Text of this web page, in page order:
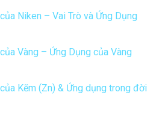
Niken – Vai Trò và Ứng Dụng
Vàng – Ứng Dụng của Vàng
Kẽm (Zn) & Ứng dụng trong đời